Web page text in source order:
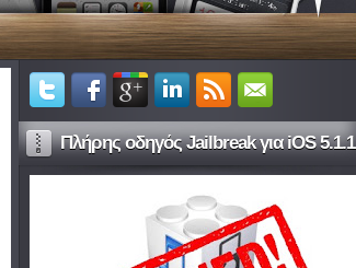
Πλήρης οδηγός Jailbreak για iOS 5.1.1